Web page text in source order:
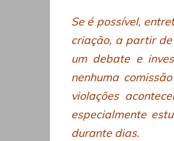
Se é possível,
criação, a partir
um debate e
nenhuma
violações
especialmente
durante dias.